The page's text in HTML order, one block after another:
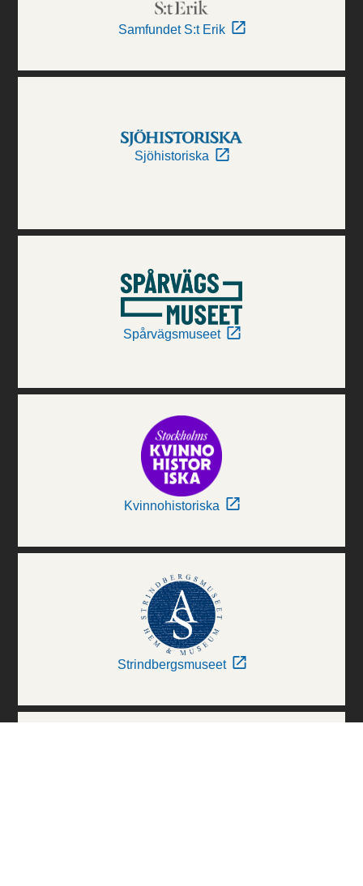
Samfundet S:t Erik
Sjöhistoriska
Spårvägsmuseet
Kvinnohistoriska
Strindbergsmuseet